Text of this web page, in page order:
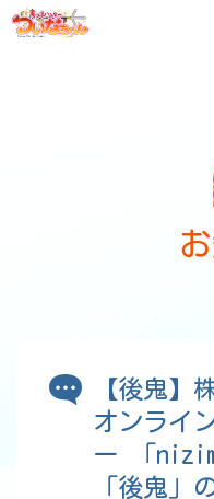
【後鬼】
オンライ
ー 「
「後鬼」